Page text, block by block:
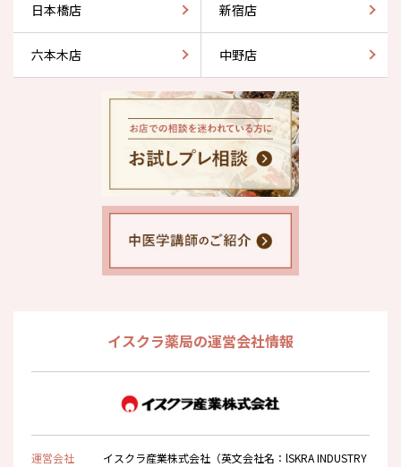
日本橋店 新宿店
六本木店 中野店
イスクラ薬局の運営会社情報
運営会社
イスクラ産業株式会社（英文会社名：lSKRA INDUSTRY